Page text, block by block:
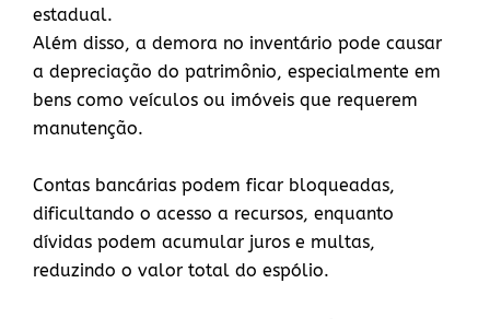
estadual.
Além disso, a demora no inventário pode causar
a depreciação do patrimônio, especialmente em
bens como veículos ou imóveis que requerem
manutenção.
Contas bancárias podem ficar bloqueadas,
dificultando o acesso a recursos, enquanto
dívidas podem acumular juros e multas,
reduzindo o valor total do espólio.